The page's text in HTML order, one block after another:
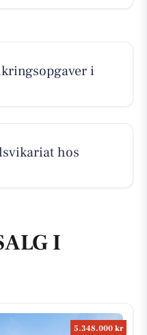
i
hos
I
5.348.000 kr